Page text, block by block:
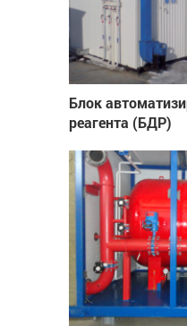
Блок
реагента (БДР)